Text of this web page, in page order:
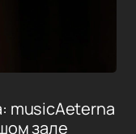
musicAeterna
зале